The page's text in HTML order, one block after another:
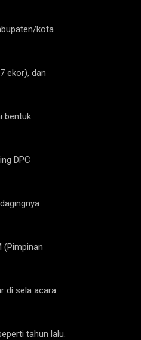
kota
ekor), dan
bentuk
DPC
(Pimpinan
di sela acara
tahun lalu.